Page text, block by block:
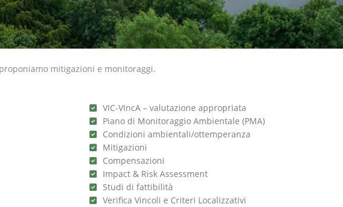
mitigazioni e monitoraggi.
VIC-VIncA – valutazione appropriata
Piano di Monitoraggio Ambientale (PMA)
Condizioni ambientali/ottemperanza
Mitigazioni
Compensazioni
Impact & Risk Assessment
Studi di fattibilità
Verifica Vincoli e Criteri Localizzativi